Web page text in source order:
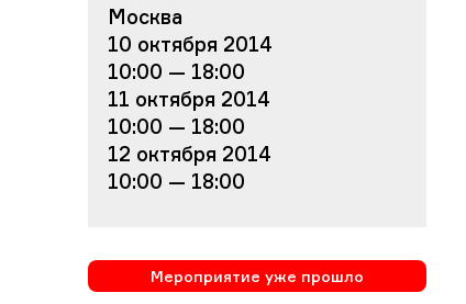
Москва
10 октября 2014
10:00 — 18:00
11 октября 2014
10:00 — 18:00
12 октября 2014
10:00 — 18:00
Мероприятие уже прошло